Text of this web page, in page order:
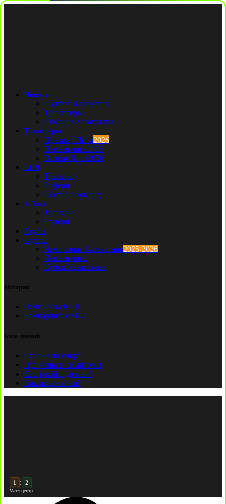
Новости
Футбол Казахстана
Трансферы
Сборная Казахстана
Трансферы
Премьер Лига2026
Первая лига2026
Вторая Лига2026
КПЛ
Тренеры
Рефери
Составы команд
1 Лига
Тренеры
Рефери
Клубы
Футзал
Чемпионат Казахстана2025-2026
Первая лига
Кубок Казахстана
История
Чемпионы КПЛ
Бомбардиры КПЛ
База знаний
Ставки на спорт
Причины и симптомы
Кто такой лудоман?
Как избавиться?
2 : 2
Матч-центр